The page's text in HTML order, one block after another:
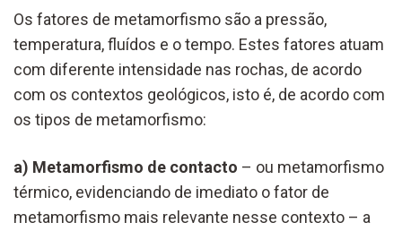
Os fatores de metamorfismo são a pressão,
temperatura, fluídos e o tempo. Estes fatores atuam
com diferente intensidade nas rochas, de acordo
com os contextos geológicos, isto é, de acordo com
os tipos de metamorfismo:
a) Metamorfismo de contacto – ou metamorfismo
térmico, evidenciando de imediato o fator de
metamorfismo mais relevante nesse contexto – a